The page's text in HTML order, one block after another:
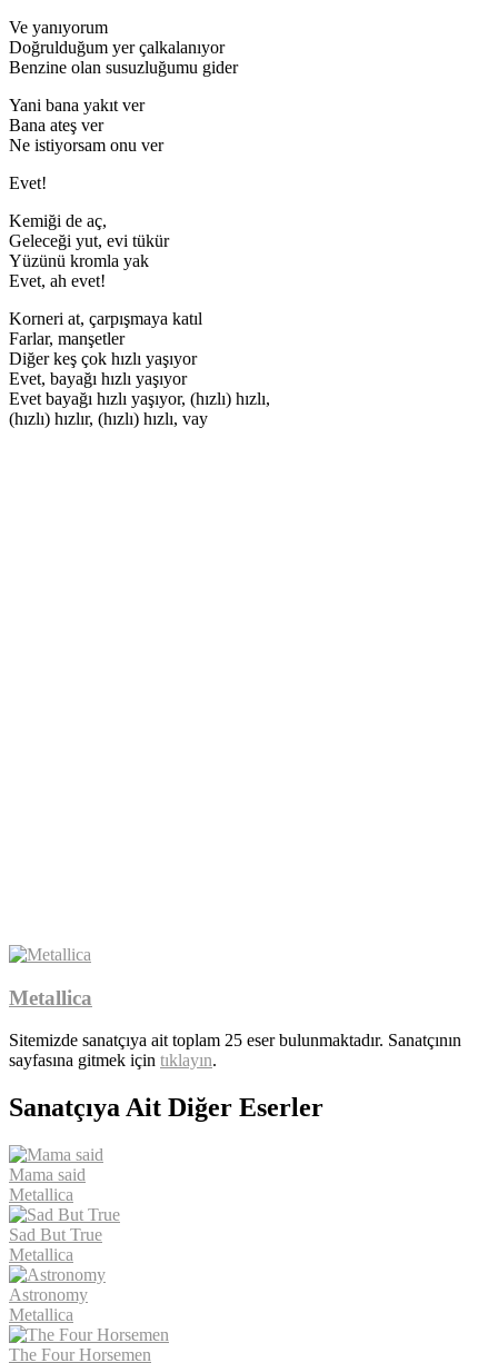
Ve yanıyorum
Doğrulduğum yer çalkalanıyor
Benzine olan susuzluğumu gider
Yani bana yakıt ver
Bana ateş ver
Ne istiyorsam onu ver
Evet!
Kemiği de aç,
Geleceği yut, evi tükür
Yüzünü kromla yak
Evet, ah evet!
Korneri at, çarpışmaya katıl
Farlar, manşetler
Diğer keş çok hızlı yaşıyor
Evet, bayağı hızlı yaşıyor
Evet bayağı hızlı yaşıyor, (hızlı) hızlı,
(hızlı) hızlır, (hızlı) hızlı, vay
Metallica
Sitemizde sanatçıya ait toplam 25 eser bulunmaktadır. Sanatçının
sayfasına gitmek için tıklayın.
Sanatçıya Ait Diğer Eserler
Mama said
Metallica
Sad But True
Metallica
Astronomy
Metallica
The Four Horsemen